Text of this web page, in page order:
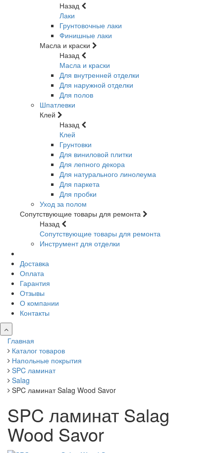
Назад
Лаки
Грунтовочные лаки
Финишные лаки
Масла и краски
Назад
Масла и краски
Для внутренней отделки
Для наружной отделки
Для полов
Шпатлевки
Клей
Назад
Клей
Грунтовки
Для виниловой плитки
Для лепного декора
Для натурального линолеума
Для паркета
Для пробки
Уход за полом
Сопутствующие товары для ремонта
Назад
Сопутствующие товары для ремонта
Инструмент для отделки
Доставка
Оплата
Гарантия
Отзывы
О компании
Контакты
Главная
Каталог товаров
Напольные покрытия
SPC ламинат
Salag
SPC ламинат Salag Wood Savor
SPC ламинат Salag
Wood Savor